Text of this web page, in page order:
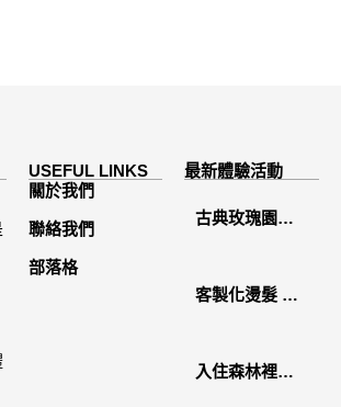
USEFUL LINKS
關於我們
聯絡我們
部落格
最新體驗活動
古典玫瑰園
禮盒開箱分享 /
客製化燙髮 鏡
入住森林裡的